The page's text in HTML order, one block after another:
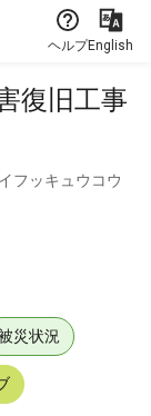
ヘルプEnglish
復旧工事
フッキュウコウ
災状況